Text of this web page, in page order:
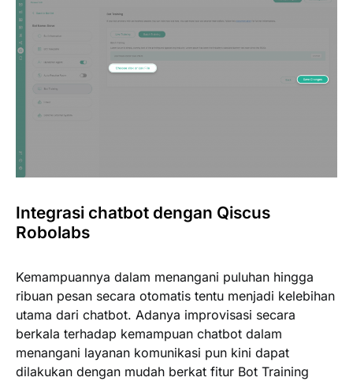
Integrasi chatbot dengan Qiscus
Robolabs
Kemampuannya dalam menangani puluhan hingga
ribuan pesan secara otomatis tentu menjadi kelebihan
utama dari chatbot. Adanya improvisasi secara
berkala terhadap kemampuan chatbot dalam
menangani layanan komunikasi pun kini dapat
dilakukan dengan mudah berkat fitur Bot Training